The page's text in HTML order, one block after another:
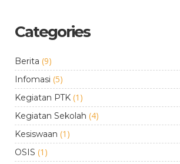
Categories
Berita (9)
Infomasi (5)
Kegiatan PTK (1)
Kegiatan Sekolah (4)
Kesiswaan (1)
OSIS (1)